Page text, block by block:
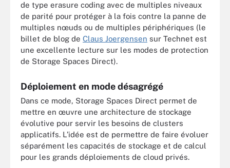
de type erasure coding avec de multiples niveaux
de parité pour protéger à la fois contre la panne de
multiples nœuds ou de multiples périphériques (le
billet de blog de Claus Joergensen sur Technet est
une excellente lecture sur les modes de protection
de Storage Spaces Direct).
Déploiement en mode désagrégé
Dans ce mode, Storage Spaces Direct permet de
mettre en œuvre une architecture de stockage
évolutive pour servir les besoins de clusters
applicatifs. L’idée est de permettre de faire évoluer
séparément les capacités de stockage et de calcul
pour les grands déploiements de cloud privés.